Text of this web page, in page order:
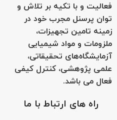
فعالیت و با تکیه بر تلاش و
توان پرسنل مجرب خود در
زمینه تامین تجهیزات،
ملزومات و مواد شیمیایی
آزمایشگاه‌های تحقیقاتی،
علمی پژوهشی، کنترل کیفی
فعال می باشد.
راه های ارتباط با ما